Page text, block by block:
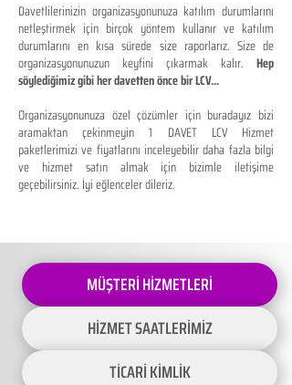
Davetlilerinizin organizasyonunuza katılım durumlarını
netleştirmek için birçok yöntem kullanır ve katılım
durumlarını en kısa sürede size raporlarız. Size de
organizasyonunuzun keyfini çıkarmak kalır. Hep
söylediğimiz gibi her davetten önce bir LCV...
Organizasyonunuza özel çözümler için buradayız bizi
aramaktan çekinmeyin 1 DAVET LCV Hizmet
paketlerimizi ve fiyatlarını inceleyebilir daha fazla bilgi
ve hizmet satın almak için bizimle iletişime
geçebilirsiniz. İyi eğlenceler dileriz.
MÜŞTERİ HİZMETLERİ
HİZMET SAATLERİMİZ
TİCARİ KİMLİK